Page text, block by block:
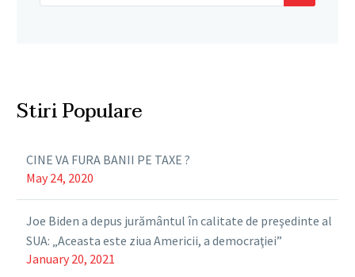
Stiri Populare
CINE VA FURA BANII PE TAXE ?
May 24, 2020
Joe Biden a depus jurământul în calitate de preşedinte al
SUA: „Aceasta este ziua Americii, a democraţiei”
January 20, 2021